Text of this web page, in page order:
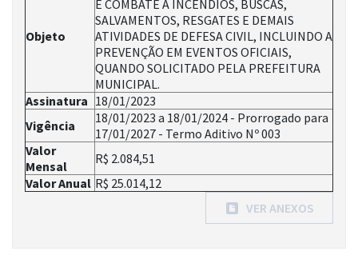
Objeto
E COMBATE A INCÊNDIOS, BUSCAS,
SALVAMENTOS, RESGATES E DEMAIS
ATIVIDADES DE DEFESA CIVIL, INCLUINDO A
PREVENÇÃO EM EVENTOS OFICIAIS,
QUANDO SOLICITADO PELA PREFEITURA
MUNICIPAL.
Assinatura 18/01/2023
Vigência
18/01/2023 a 18/01/2024 - Prorrogado para
17/01/2027 - Termo Aditivo Nº 003
Valor
Mensal
R$ 2.084,51
Valor Anual R$ 25.014,12
VER ANEXOS